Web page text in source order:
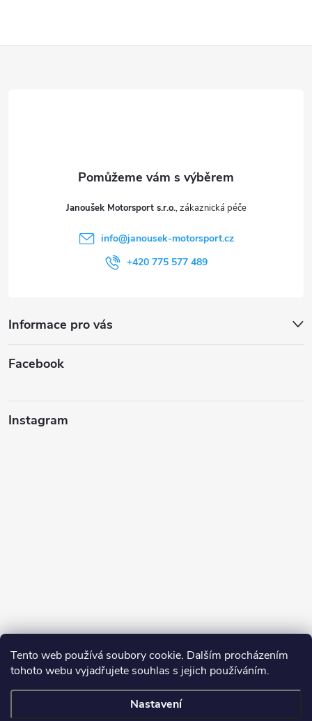
Tento web používá soubory cookie. Dalším procházením
tohoto webu vyjadřujete souhlas s jejich používáním.
Nastavení
Janoušek Motorsport s.r.o.
info@janousek-motorsport.cz
+420 775 577 489
Informace pro vás
Facebook
Instagram
Sledovat na Instagramu